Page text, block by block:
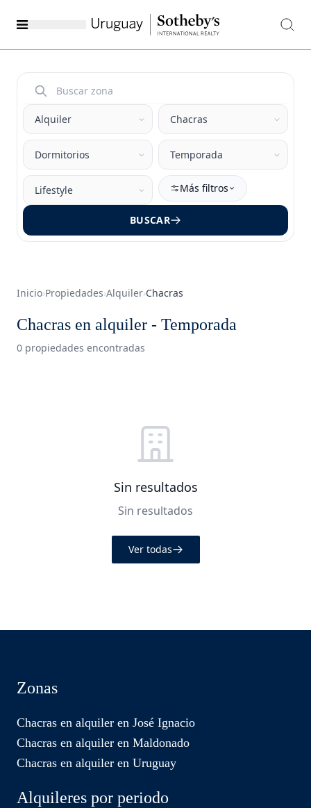
Más filtros
BUSCAR
Inicio›Propiedades›Alquiler›Chacras
Chacras en alquiler - Temporada
0 propiedades encontradas
Sin resultados
Sin resultados
Ver todas
Zonas
Chacras en alquiler en José Ignacio
Chacras en alquiler en Maldonado
Chacras en alquiler en Uruguay
Alquileres por periodo